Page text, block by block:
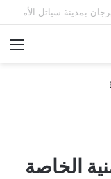
مقتل شخصين وإصابة 5 في إطلاق نار بمهرجان بمدينة سياتل الأميركية
الخاصة